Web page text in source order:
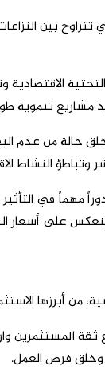
بين
الاقتصادية
مشاريع تنموية
حالة من عدم
وتباطؤ النشاط
مهماً في
على أسعار
أبرزها
ثقة
وخلق فرص العمل.